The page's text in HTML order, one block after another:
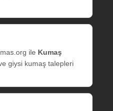
ile Kumaş
giysi kumaş talepleri